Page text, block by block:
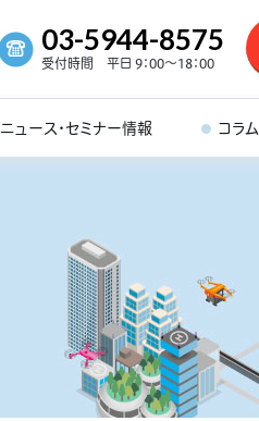
03-5944-8575
受付時間 平日 9：00～18：00
ニュース・セミナー情報 コラム